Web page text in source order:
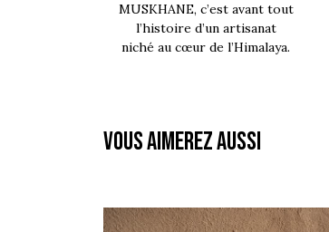
MUSKHANE, c’est avant tout
l’histoire d’un artisanat
niché au cœur de l’Himalaya.
Vous aimerez aussi